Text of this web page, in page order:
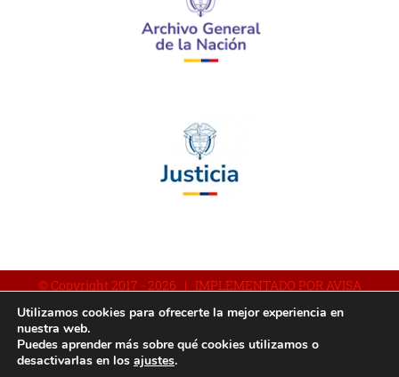
© Copyright 2017 - 2026 | IMPLEMENTADO POR AVISA
FacebookYouTubeInstagram
Utilizamos cookies para ofrecerte la mejor experiencia en
nuestra web.
Puedes aprender más sobre qué cookies utilizamos o
desactivarlas en los ajustes.